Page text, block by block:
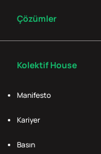
Kolektif House
Manifesto
Kariyer
Basın
Çözümler